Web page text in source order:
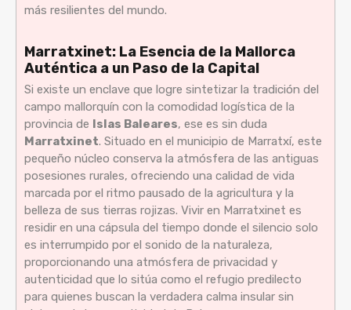
más resilientes del mundo.
Marratxinet: La Esencia de la Mallorca
Auténtica a un Paso de la Capital
Si existe un enclave que logre sintetizar la tradición del
campo mallorquín con la comodidad logística de la
provincia de Islas Baleares, ese es sin duda
Marratxinet. Situado en el municipio de Marratxí, este
pequeño núcleo conserva la atmósfera de las antiguas
posesiones rurales, ofreciendo una calidad de vida
marcada por el ritmo pausado de la agricultura y la
belleza de sus tierras rojizas. Vivir en Marratxinet es
residir en una cápsula del tiempo donde el silencio solo
es interrumpido por el sonido de la naturaleza,
proporcionando una atmósfera de privacidad y
autenticidad que lo sitúa como el refugio predilecto
para quienes buscan la verdadera calma insular sin